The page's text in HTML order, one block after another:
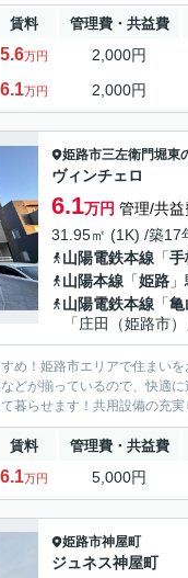
賃料 管理費・共益費
5.6万円 2,000円
6.1万円 2,000円
姫路市三左衛門堀東
ヴィンチェロ
6.1万円 管理/共
31.95㎡ (1K) /築17
山陽電鉄本線 「手
山陽本線 「姫路
山陽電鉄本線 「亀
「庄田（姫路市
め！姫路市エリアで住まい
どが揃っているので、快適
暮らせます！共用設備の充
賃料 管理費・共益費
6.1万円 5,000円
姫路市神屋町
ジュネス神屋町